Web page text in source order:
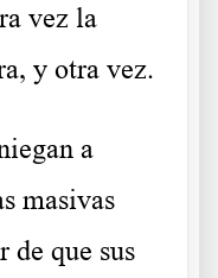
vez la
y otra vez.
a
masivas
de que sus